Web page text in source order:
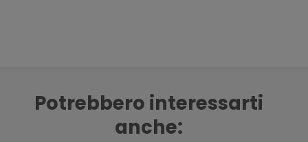
Potrebbero interessarti
anche: